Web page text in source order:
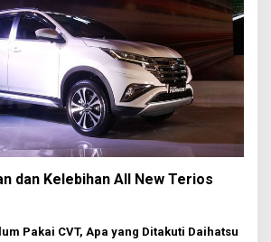
dan Kelebihan All New Terios
Pakai CVT, Apa yang Ditakuti Daihatsu